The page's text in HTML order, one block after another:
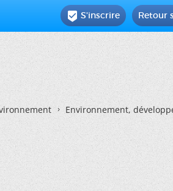
Retour
 S'inscrire
Environnement,